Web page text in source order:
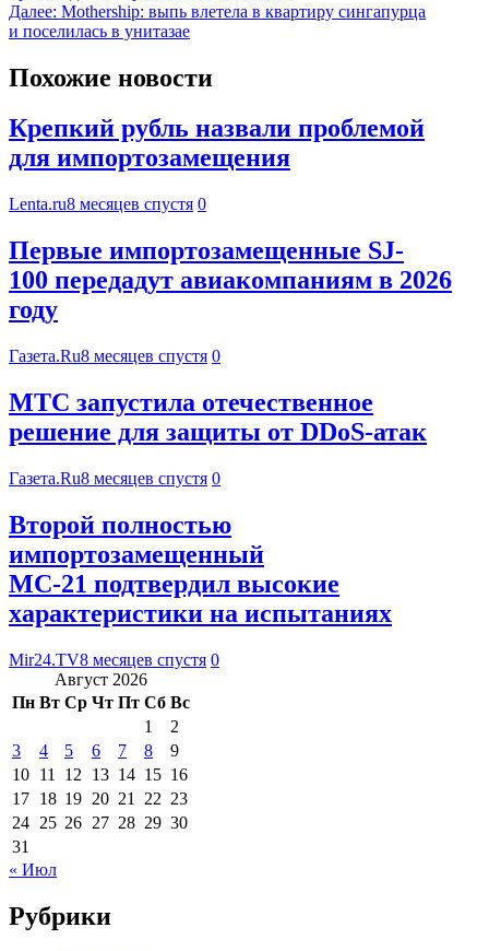
Далее: Mothership: выпь влетела в квартиру сингапурца
и поселилась в унитазае
Похожие новости
Крепкий рубль назвали проблемой
для импортозамещения
Lenta.ru8 месяцев спустя 0
Первые импортозамещенные SJ-
100 передадут авиакомпаниям в 2026
году
Газета.Ru8 месяцев спустя 0
МТС запустила отечественное
решение для защиты от DDoS-атак
Газета.Ru8 месяцев спустя 0
Второй полностью
импортозамещенный
МС-21 подтвердил высокие
характеристики на испытаниях
Mir24.TV8 месяцев спустя 0
Август 2026
Пн Вт Ср Чт Пт Сб Вс
1
2
3
4 5 6 7 8
9
10 11 12 13 14 15 16
17 18 19 20 21 22 23
24 25 26 27 28 29 30
31
« Июл
Рубрики